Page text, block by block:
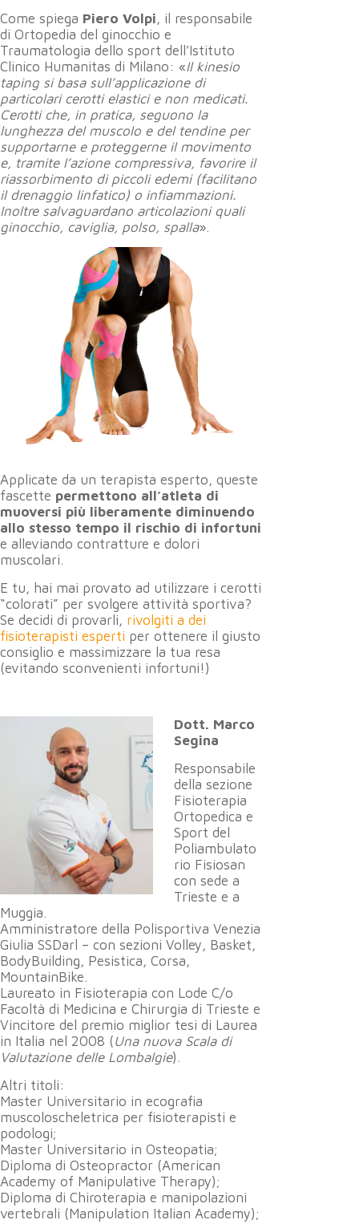
Come spiega Piero Volpi, il responsabile
di Ortopedia del ginocchio e
Traumatologia dello sport dell’Istituto
Clinico Humanitas di Milano: «Il kinesio
taping si basa sull’applicazione di
particolari cerotti elastici e non medicati.
Cerotti che, in pratica, seguono la
lunghezza del muscolo e del tendine per
supportarne e proteggerne il movimento
e, tramite l’azione compressiva, favorire il
riassorbimento di piccoli edemi (facilitano
il drenaggio linfatico) o infiammazioni.
Inoltre salvaguardano articolazioni quali
ginocchio, caviglia, polso, spalla».
Applicate da un terapista esperto, queste
fascette permettono all’atleta di
muoversi più liberamente diminuendo
allo stesso tempo il rischio di infortuni
e alleviando contratture e dolori
muscolari.
E tu, hai mai provato ad utilizzare i cerotti
“colorati” per svolgere attività sportiva?
Se decidi di provarli, rivolgiti a dei
fisioterapisti esperti per ottenere il giusto
consiglio e massimizzare la tua resa
(evitando sconvenienti infortuni!)
Dott. Marco
Segina
Responsabile
della sezione
Fisioterapia
Ortopedica e
Sport del
Poliambulato
rio Fisiosan
con sede a
Trieste e a
Muggia.
Amministratore della Polisportiva Venezia
Giulia SSDarl – con sezioni Volley, Basket,
BodyBuilding, Pesistica, Corsa,
MountainBike.
Laureato in Fisioterapia con Lode C/o
Facoltà di Medicina e Chirurgia di Trieste e
Vincitore del premio miglior tesi di Laurea
in Italia nel 2008 (Una nuova Scala di
Valutazione delle Lombalgie).
Altri titoli:
Master Universitario in ecografia
muscoloscheletrica per fisioterapisti e
podologi;
Master Universitario in Osteopatia;
Diploma di Osteopractor (American
Academy of Manipulative Therapy);
Diploma di Chiroterapia e manipolazioni
vertebrali (Manipulation Italian Academy);